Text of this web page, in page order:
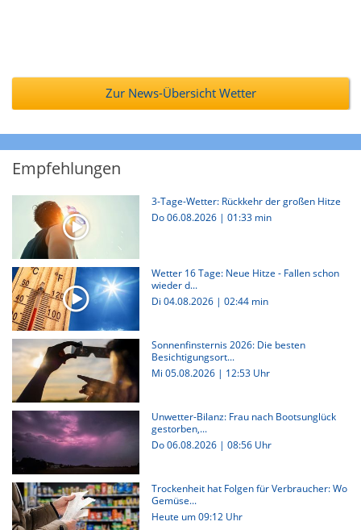
Zur News-Übersicht Wetter
Empfehlungen
3-Tage-Wetter: Rückkehr der großen Hitze
Do 06.08.2026 |01:33 min
Wetter 16 Tage: Neue Hitze - Fallen schon
wieder d...
Di 04.08.2026 |02:44 min
Sonnenfinsternis 2026: Die besten
Besichtigungsort...
Mi 05.08.2026 | 12:53 Uhr
Unwetter-Bilanz: Frau nach Bootsunglück
gestorben,...
Do 06.08.2026 | 08:56 Uhr
Trockenheit hat Folgen für Verbraucher: Wo
Gemüse...
Heute um 09:12 Uhr